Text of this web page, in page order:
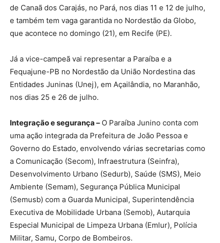
e a Fequajune-PB no Nacional da Confederação
Brasileira de Quadrilhas Juninas (Confebrac), na cidade
de Canaã dos Carajás, no Pará, nos dias 11 e 12 de julho,
que acontece no domingo (21), em Recife (PE).
Já a vice-campeã vai representar a Paraíba e a
Fequajune-PB no Nordestão da União Nordestina das
nos dias 25 e 26 de julho.
Integração e segurança –O Paraíba Junino conta com
uma ação integrada da Prefeitura de João Pessoa e
Governo do Estado, envolvendo várias secretarias como
a Comunicação (Secom), Infraestrutura (Seinfra),
Desenvolvimento Urbano (Sedurb), Saúde (SMS), Meio
Ambiente (Semam), Segurança Pública Municipal
(Semusb) com a Guarda Municipal, Superintendência
Executiva de Mobilidade Urbana (Semob), Autarquia